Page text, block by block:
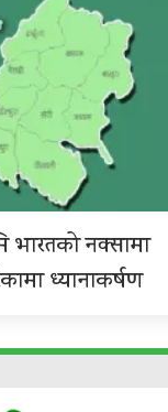
भारतको नक्सामा
ध्यानाकर्षण